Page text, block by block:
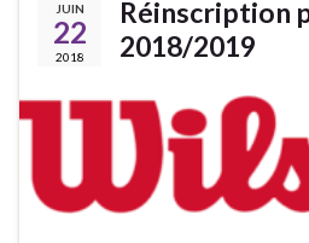
JUIN
22
2018
Réinscription
2018/2019